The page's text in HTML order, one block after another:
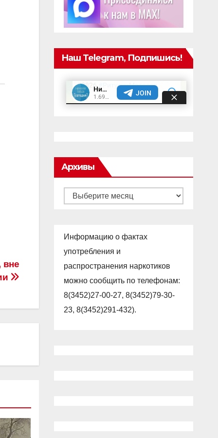
вне
Наш Telegram, Подпишись!
Архивы
Архивы
Информацию о фактах
употребления и
распространения наркотиков
можно сообщить по телефонам:
8(3452)27-00-27, 8(3452)79-30-
23, 8(3452)291-432).